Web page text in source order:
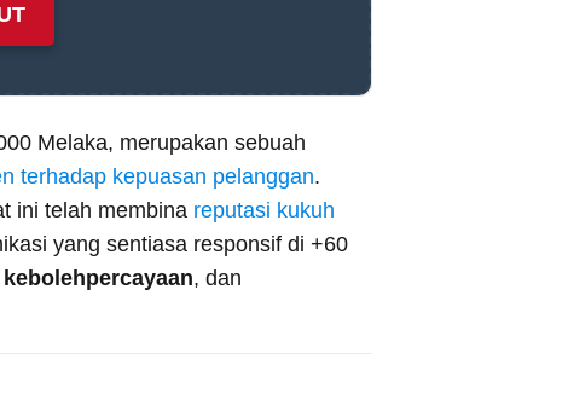
Melaka, merupakan sebuah
terhadap kepuasan pelanggan.
ini telah membina reputasi kukuh
yang sentiasa responsif di +60
kebolehpercayaan, dan